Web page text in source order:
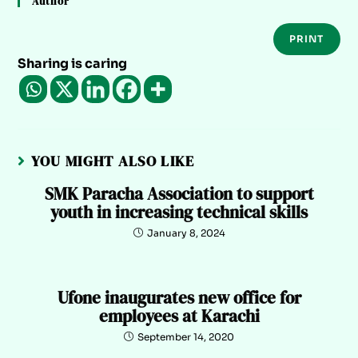
PRINT
Sharing is caring
YOU MIGHT ALSO LIKE
SMK Paracha Association to support
youth in increasing technical skills
January 8, 2024
Ufone inaugurates new office for
employees at Karachi
September 14, 2020